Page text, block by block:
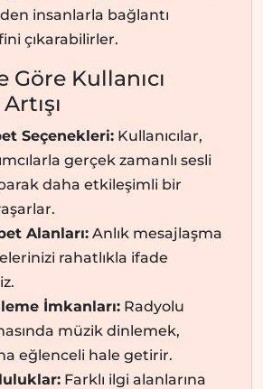
insanlarla bağlantı
çıkarabilirler.
Göre Kullanıcı
Seçenekleri: Kullanıcılar,
gerçek zamanlı sesli
daha etkileşimli bir
Alanları: Anlık mesajlaşma
rahatlıkla ifade
İmkanları: Radyolu
müzik dinlemek,
eğlenceli hale getirir.
Farklı ilgi alanlarına